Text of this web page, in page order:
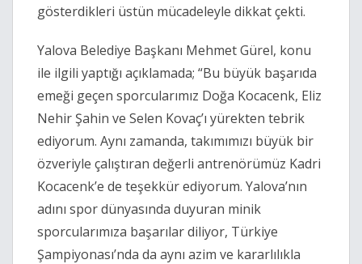
gösterdikleri üstün mücadeleyle dikkat çekti.
Yalova Belediye Başkanı Mehmet Gürel, konu
ile ilgili yaptığı açıklamada; “Bu büyük başarıda
emeği geçen sporcularımız Doğa Kocacenk, Eliz
Nehir Şahin ve Selen Kovaç’ı yürekten tebrik
ediyorum. Aynı zamanda, takımımızı büyük bir
özveriyle çalıştıran değerli antrenörümüz Kadri
Kocacenk’e de teşekkür ediyorum. Yalova’nın
adını spor dünyasında duyuran minik
sporcularımıza başarılar diliyor, Türkiye
Şampiyonası’nda da aynı azim ve kararlılıkla